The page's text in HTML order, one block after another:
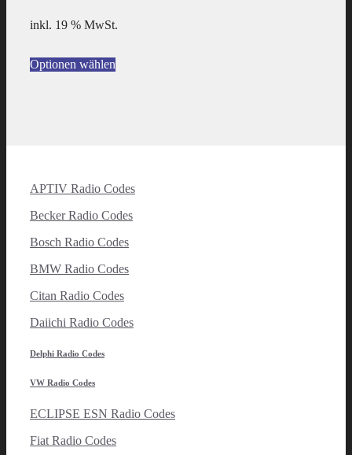
inkl. 19 % MwSt.
Optionen wählen
APTIV Radio Codes
Becker Radio Codes
Bosch Radio Codes
BMW Radio Codes
Citan Radio Codes
Daiichi Radio Codes
Delphi Radio Codes
VW Radio Codes
ECLIPSE ESN Radio Codes
Fiat Radio Codes